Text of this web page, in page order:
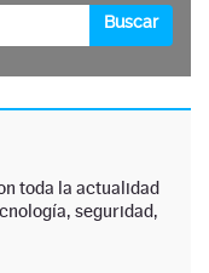
toda la actualidad
seguridad,